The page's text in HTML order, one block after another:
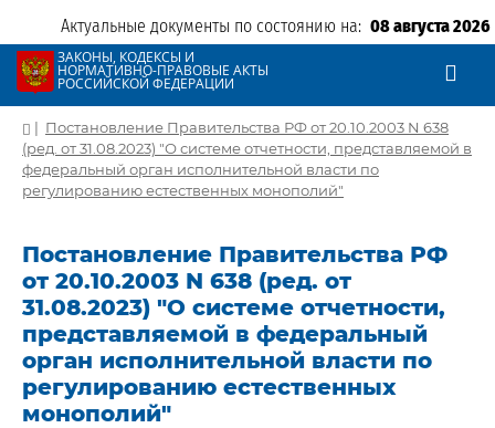
Актуальные документы по состоянию на: 08 августа 2026
ЗАКОНЫ, КОДЕКСЫ И
НОРМАТИВНО-ПРАВОВЫЕ АКТЫ
РОССИЙСКОЙ ФЕДЕРАЦИИ
| Постановление Правительства РФ от 20.10.2003 N 638
(ред. от 31.08.2023) "О системе отчетности, представляемой в
федеральный орган исполнительной власти по
регулированию естественных монополий"
Постановление Правительства РФ
от 20.10.2003 N 638 (ред. от
31.08.2023) "О системе отчетности,
представляемой в федеральный
орган исполнительной власти по
регулированию естественных
монополий"